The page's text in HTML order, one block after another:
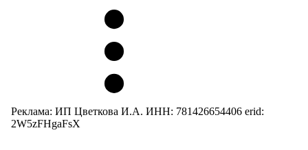
Реклама: ИП Цветкова И.А. ИНН: 781426654406 erid:
2W5zFHgaFsX